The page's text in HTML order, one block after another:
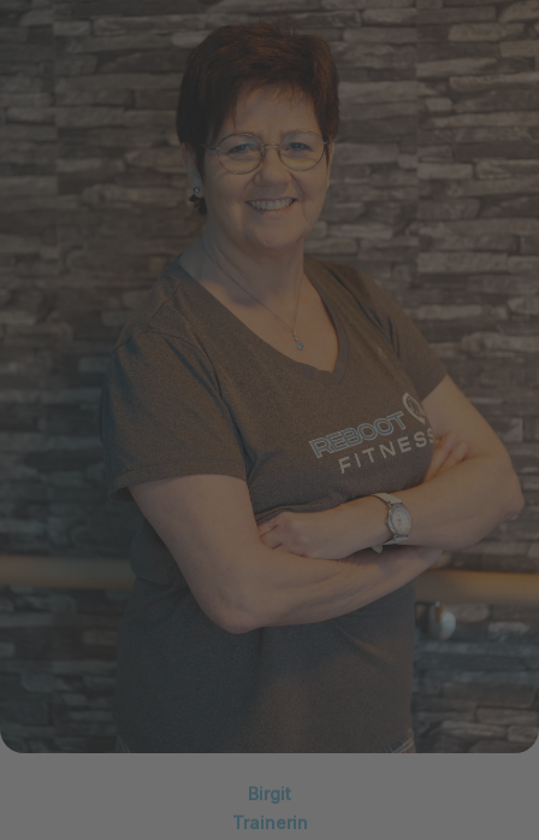
Birgit
Trainerin